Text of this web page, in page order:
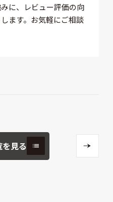
に、レビュー評価の向
ます。お気軽にご相談
見る